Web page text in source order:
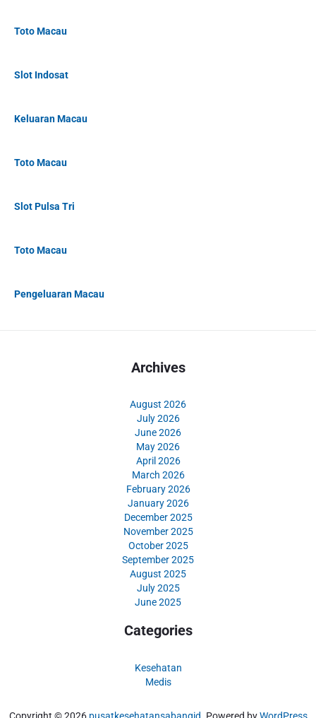
Toto Macau
Slot Indosat
Keluaran Macau
Toto Macau
Slot Pulsa Tri
Toto Macau
Pengeluaran Macau
Archives
August 2026
July 2026
June 2026
May 2026
April 2026
March 2026
February 2026
January 2026
December 2025
November 2025
October 2025
September 2025
August 2025
July 2025
June 2025
Categories
Kesehatan
Medis